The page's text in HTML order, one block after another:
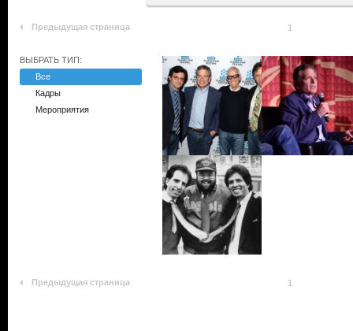
Предыдущая страница 1
ВЫБРАТЬ ТИП:
Все
Кадры
Мероприятия
Предыдущая страница 1